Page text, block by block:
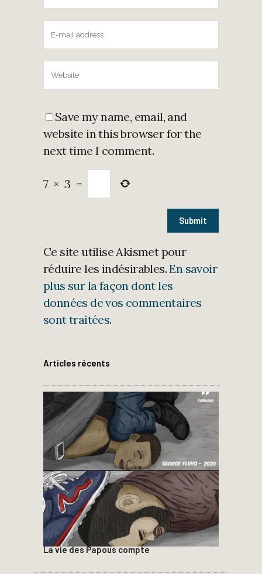
Save my name, email, and
website in this browser for the
next time I comment.
7 × 3 =
Ce site utilise Akismet pour
réduire les indésirables.En savoir
plus sur la façon dont les
données de vos commentaires
sont traitées.
Articles récents
La vie des Papous compte